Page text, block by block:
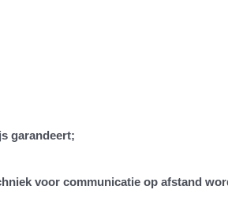
garandeert;
voor communicatie op afstand